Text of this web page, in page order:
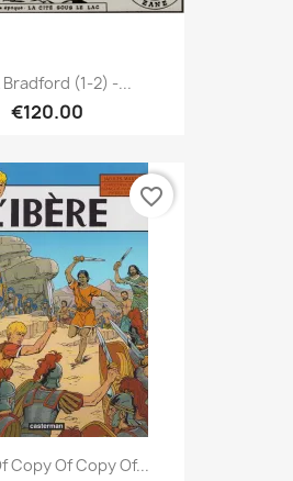
Bradford (1-2) -...
€120.00
Copy Of Copy Of...
favorite_border